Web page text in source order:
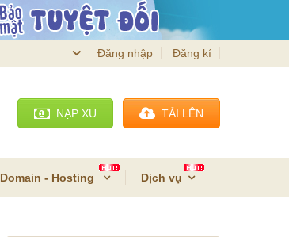
Đăng nhập Đăng kí
NẠP XU TẢI LÊN
Domain - Hosting Dịch vụ